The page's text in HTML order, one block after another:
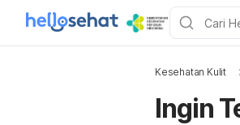
Kesehatan Kulit
Ingin